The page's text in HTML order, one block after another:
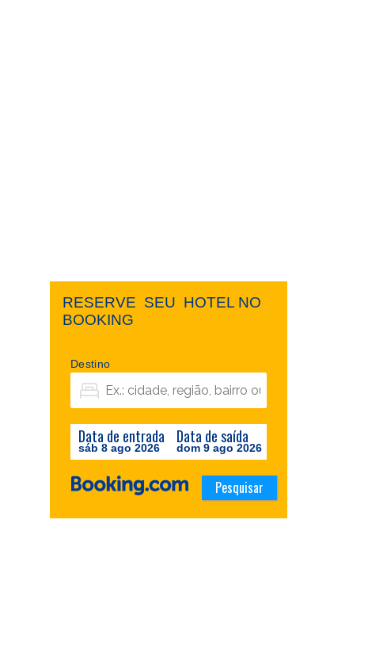
RESERVE ​ ​SEU ​ ​HOTEL NO ​ ​
BOOKING
Destino
Data de entrada
sáb 8 ago 2026
Data de saída
dom 9 ago 2026